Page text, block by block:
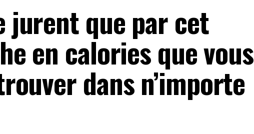
jurent que par cet
en calories que vous
dans n’importe